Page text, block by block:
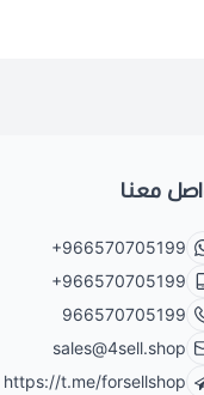
معنا
+966570705199
+966570705199
966570705199
sales@4sell.shop
https://t.me/forsellshop